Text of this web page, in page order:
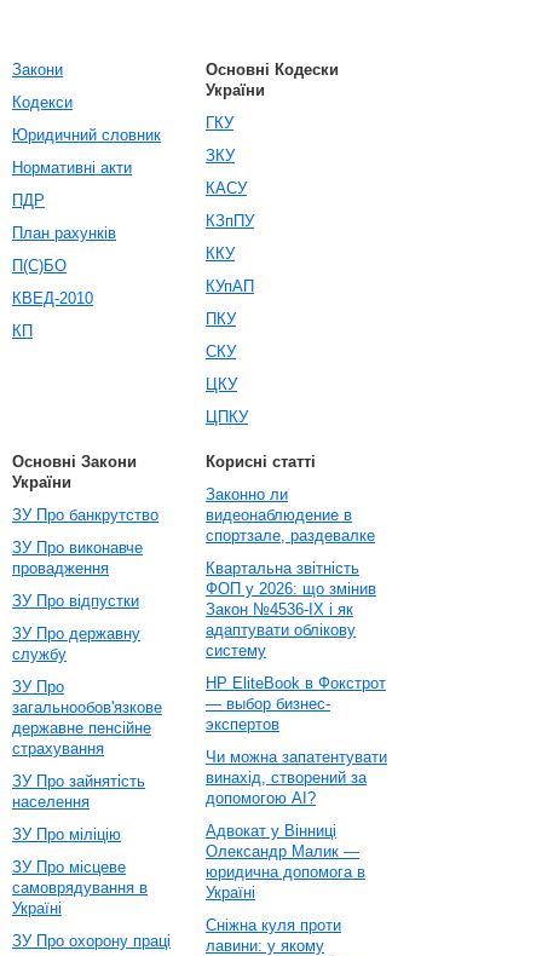
Закони
Кодекси
Юридичний словник
Нормативні акти
ПДР
План рахунків
П(С)БО
КВЕД-2010
КП
Основні Кодески
України
ГКУ
ЗКУ
КАСУ
КЗпПУ
ККУ
КУпАП
ПКУ
СКУ
ЦКУ
ЦПКУ
Основні Закони
України
ЗУ Про банкрутство
ЗУ Про виконавче
провадження
ЗУ Про відпустки
ЗУ Про державну
службу
ЗУ Про
загальнообов'язкове
державне пенсійне
страхування
ЗУ Про зайнятість
населення
ЗУ Про міліцію
ЗУ Про місцеве
самоврядування в
Україні
ЗУ Про охорону праці
Корисні статті
Законно ли
видеонаблюдение в
спортзале, раздевалке
Квартальна звітність
ФОП у 2026: що змінив
Закон №4536-IX і як
адаптувати облікову
систему
HP EliteBook в Фокстрот
— выбор бизнес-
экспертов
Чи можна запатентувати
винахід, створений за
допомогою AI?
Адвокат у Вінниці
Олександр Малик —
юридична допомога в
Україні
Сніжна куля проти
лавини: у якому